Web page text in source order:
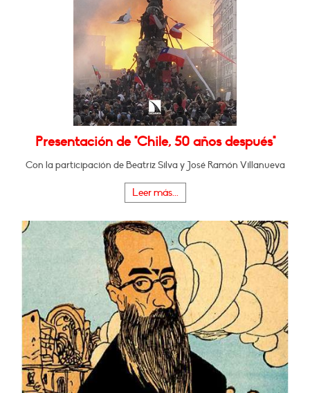
Presentación de "Chile, 50 años después"
Con la participación de Beatriz Silva y José Ramón Villanueva
Leer más...